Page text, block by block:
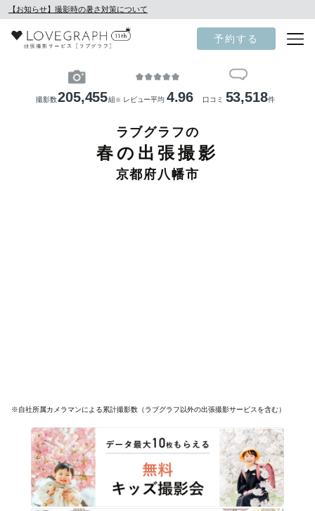
【お知らせ】撮影時の暑さ対策について
予約する
撮影数205,455組 ※ レビュー平均 4.96 口コミ 53,518件
ラブグラフの
春の出張撮影
京都府八幡市
※自社所属カメラマンによる累計撮影数（ラブグラフ以外の出張撮影サービスを含む）